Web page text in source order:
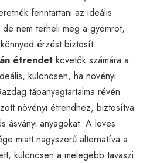
fenntartani az ideális
nem terheli meg a gyomrot,
érzést biztosít.
étrendet követők számára a
különösen, ha növényi
tápanyagtartalma révén
növényi étrendhez, biztosítva
ásványi anyagokat. A leves
miatt nagyszerű alternatíva a
különösen a melegebb tavaszi